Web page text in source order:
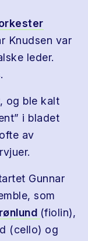
Knudsen var
leder.
og ble kalt
i bladet
av
Gunnar
som
(fiolin),
(cello) og